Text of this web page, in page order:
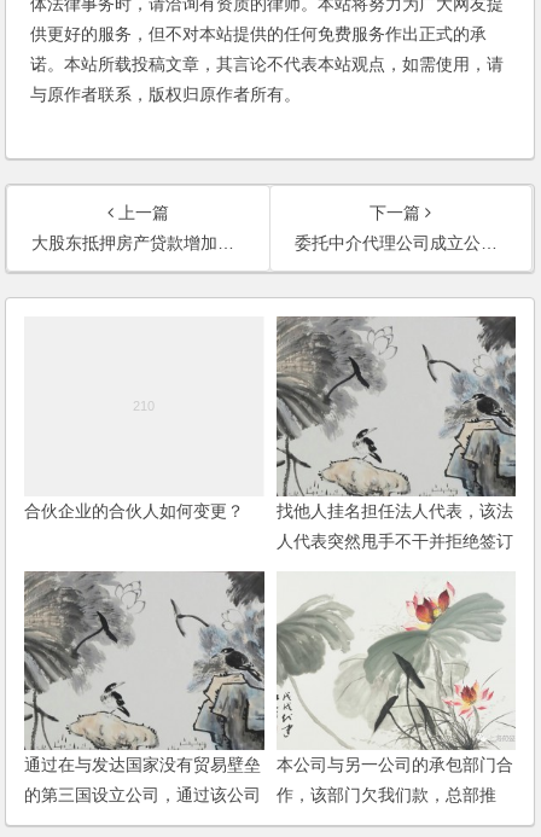
供更好的服务，但不对本站提供的任何免费服务作出正式的承
诺。本站所载投稿文章，其言论不代表本站观点，如需使用，请
与原作者联系，版权归原作者所有。
上一篇
大股东抵押房产贷款增加公司的注册资本，公司偿还大股东的增资款，大股东是否涉嫌抽逃出资？
下一篇
委托中介代理公司成立公司，实际出资额如何证明？
合伙企业的合伙人如何变更？
找他人挂名担任法人代表，该法
人代表突然甩手不干并拒绝签订
任何文件，如何更换？
通过在与发达国家没有贸易壁垒
的第三国设立公司，通过该公司
再转出口到发达国家，是否受到
本公司与另一公司的承包部门合
作，该部门欠我们款，总部推
搪，如何要回款项？